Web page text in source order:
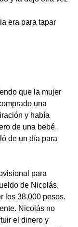
era para tapar
que la mujer
una
y había
de una bebé.
de un día para
para
de Nicolás.
los 38,000 pesos.
Nicolás no
el dinero y